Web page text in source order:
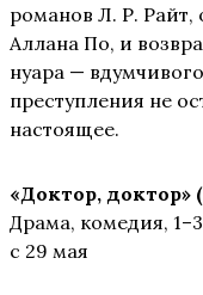
романов Л. Р.
Аллана По, и
нуара —
преступления не
настоящее.
«Доктор, доктор»
Драма, комедия,
с 29 мая